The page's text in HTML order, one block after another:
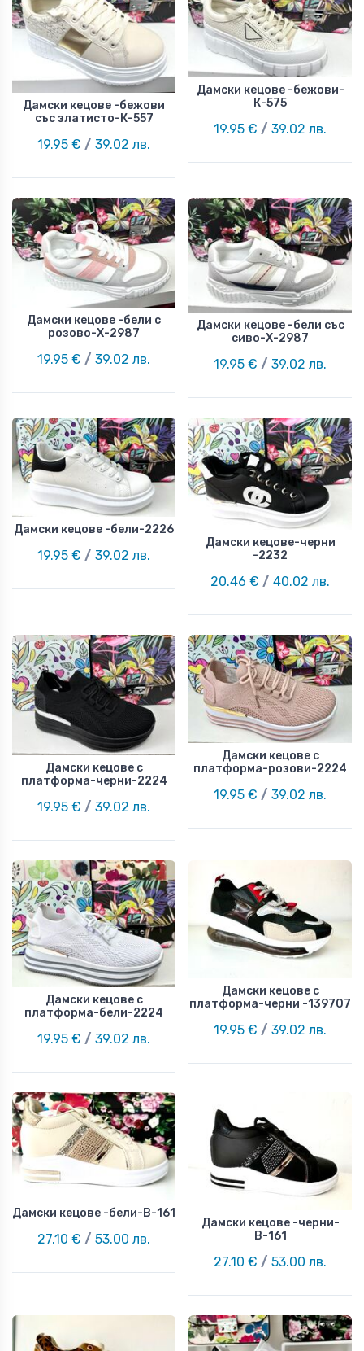
Дамски кецове -бежови
със златисто-К-557
19.95 € / 39.02 лв.
Дамски кецове -бежови-
К-575
19.95 € / 39.02 лв.
Дамски кецове -бели с
розово-Х-2987
19.95 € / 39.02 лв.
Дамски кецове -бели със
сиво-Х-2987
19.95 € / 39.02 лв.
Дамски кецове -бели-2226
19.95 € / 39.02 лв.
Дамски кецове-черни
-2232
20.46 € / 40.02 лв.
Дамски кецове с
платформа-черни-2224
19.95 € / 39.02 лв.
Дамски кецове с
платформа-розови-2224
19.95 € / 39.02 лв.
Дамски кецове с
платформа-бели-2224
19.95 € / 39.02 лв.
Дамски кецове с
платформа-черни -139707
19.95 € / 39.02 лв.
Дамски кецове -бели-В-161
27.10 € / 53.00 лв.
Дамски кецове -черни-
В-161
27.10 € / 53.00 лв.